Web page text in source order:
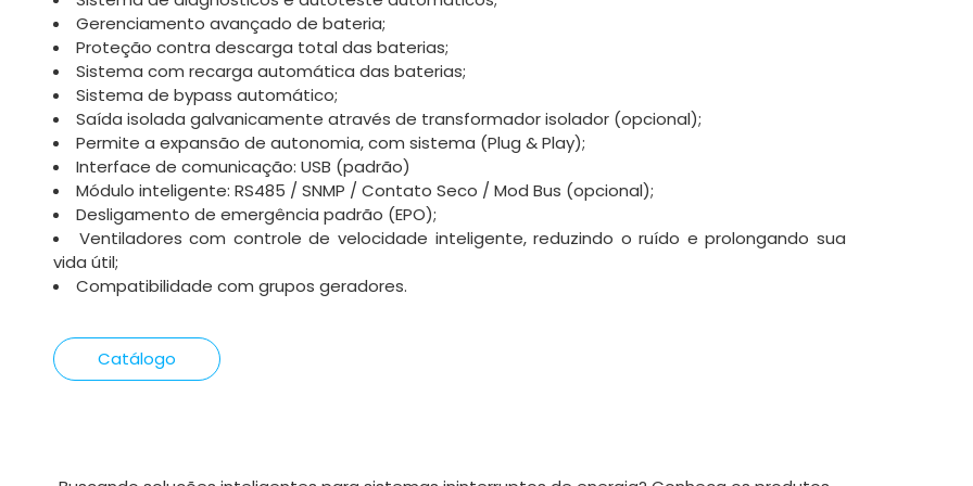
Gerenciamento avançado de bateria;
Proteção contra descarga total das baterias;
Sistema com recarga automática das baterias;
Sistema de bypass automático;
Saída isolada galvanicamente através de transformador isolador (opcional);
Permite a expansão de autonomia, com sistema (Plug & Play);
Interface de comunicação: USB (padrão)
Módulo inteligente: RS485 / SNMP / Contato Seco / Mod Bus (opcional);
Desligamento de emergência padrão (EPO);
Ventiladores com controle de velocidade inteligente, reduzindo o ruído e prolongando sua
vida útil;
Compatibilidade com grupos geradores.
Catálogo